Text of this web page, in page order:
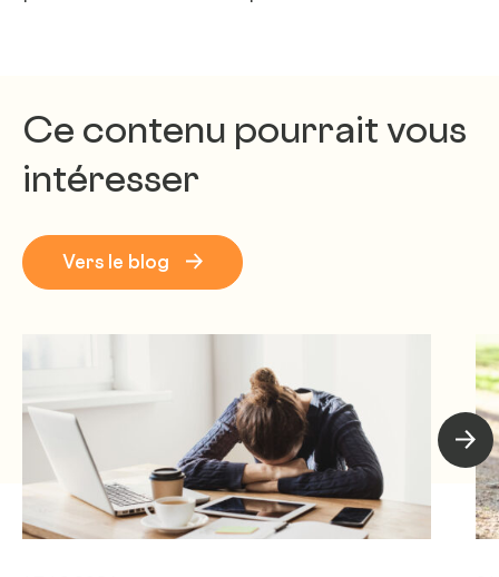
Ce contenu pourrait vous
intéresser
Vers le blog